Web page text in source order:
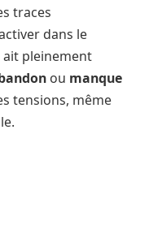
traces
dans le
ait pleinement
ou manque
tensions, même